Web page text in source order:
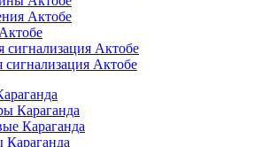
Актобе
сигнализация Актобе
сигнализация Актобе
Караганда
Караганда
Караганда